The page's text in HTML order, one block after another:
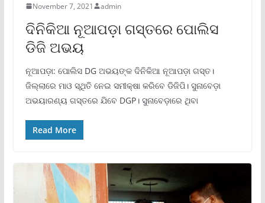
November 7, 2021 admin
ଦିନିକିଆ ନୂଆପଡ଼ା ଗସ୍ତରେ ପୋଲିସ
ଡିଜି ଅଭୟ
ନୂଆପଡ଼ା: ପୋଲିସ DG ଅଭୟଙ୍କ ଦିନିକିଆ ନୂଆପଡ଼ା ଗସ୍ତ।
ଜିଲ୍ଲାରେ ମାଓ ସ୍ଥିତି ନେଇ ସମୀକ୍ଷା କରିବେ ଡିଜିପି। ସୁନାବେଡ଼ା
ଅଭୟାରଣ୍ୟ ଗସ୍ତରେ ଯିବେ DGP। ସୁନାବେଡ଼ାରେ ଥିବା
Read More